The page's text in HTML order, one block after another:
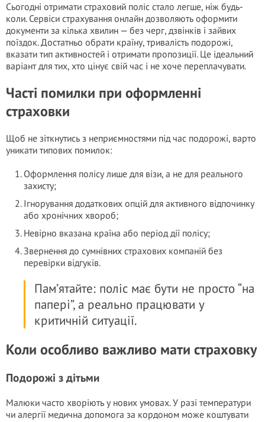
Сьогодні отримати страховий поліс стало легше, ніж будь-
коли. Сервіси страхування онлайн дозволяють оформити
документи за кілька хвилин — без черг, дзвінків і зайвих
поїздок. Достатньо обрати країну, тривалість подорожі,
вказати тип активностей і отримати пропозиції. Це ідеальний
варіант для тих, хто цінує свій час і не хоче переплачувати.
Часті помилки при оформленні
страховки
Щоб не зіткнутись з неприємностями під час подорожі, варто
уникати типових помилок:
Оформлення полісу лише для візи, а не для реального
захисту;
Ігнорування додаткових опцій для активного відпочинку
або хронічних хвороб;
Невірно вказана країна або період дії полісу;
Звернення до сумнівних страхових компаній без
перевірки відгуків.
Пам’ятайте: поліс має бути не просто “на
папері”, а реально працювати у
критичній ситуації.
Коли особливо важливо мати страховку
Подорожі з дітьми
Малюки часто хворіють у нових умовах. У разі температури
чи алергії медична допомога за кордоном може коштувати